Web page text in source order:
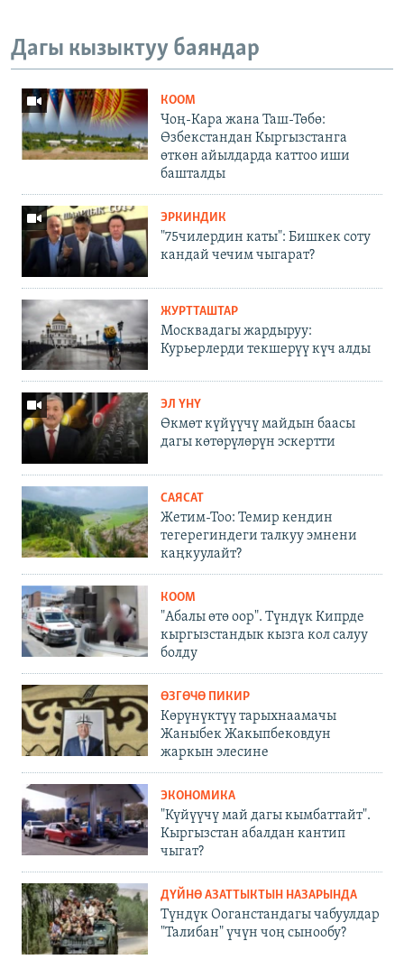
Дагы кызыктуу баяндар
КООМ
Чоң-Кара жана Таш-Төбө:
Өзбекстандан Кыргызстанга
өткөн айылдарда каттоо иши
башталды
ЭРКИНДИК
"75чилердин каты": Бишкек соту
кандай чечим чыгарат?
ЖУРТТАШТАР
Москвадагы жардыруу:
Курьерлерди текшерүү күч алды
ЭЛ ҮНҮ
Өкмөт күйүүчү майдын баасы
дагы көтөрүлөрүн эскертти
САЯСАТ
Жетим-Тоо: Темир кендин
тегерегиндеги талкуу эмнени
каңкуулайт?
КООМ
"Абалы өтө оор". Түндүк Кипрде
кыргызстандык кызга кол салуу
болду
ӨЗГӨЧӨ ПИКИР
Көрүнүктүү тарыхнаамачы
Жаныбек Жакыпбековдун
жаркын элесине
ЭКОНОМИКА
"Күйүүчү май дагы кымбаттайт".
Кыргызстан абалдан кантип
чыгат?
ДҮЙНӨ АЗАТТЫКТЫН НАЗАРЫНДА
Түндүк Ооганстандагы чабуулдар
"Талибан" үчүн чоң сынообу?